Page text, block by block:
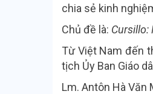
chia sẻ kinh
Chủ đề là: Cursillo:
Từ Việt Nam đến
tịch Ủy Ban Giáo
Lm. Antôn Hà Văn